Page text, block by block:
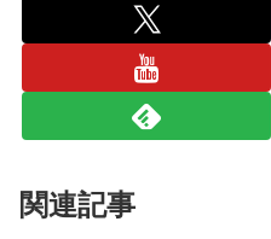
関連記事